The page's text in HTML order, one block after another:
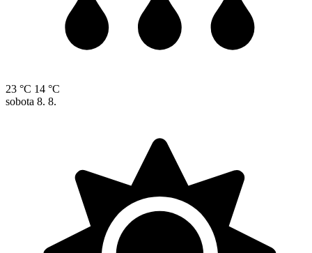
23 °C 14 °C
sobota 8. 8.